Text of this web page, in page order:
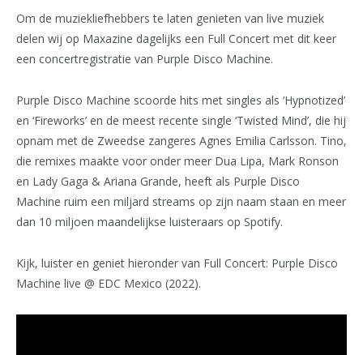
Om de muziekliefhebbers te laten genieten van live muziek
delen wij op Maxazine dagelijks een Full Concert met dit keer
een concertregistratie van Purple Disco Machine.
Purple Disco Machine scoorde hits met singles als ‘Hypnotized’
en ‘Fireworks’ en de meest recente single ‘Twisted Mind’, die hij
opnam met de Zweedse zangeres Agnes Emilia Carlsson. Tino,
die remixes maakte voor onder meer Dua Lipa, Mark Ronson
en Lady Gaga & Ariana Grande, heeft als Purple Disco
Machine ruim een miljard streams op zijn naam staan en meer
dan 10 miljoen maandelijkse luisteraars op Spotify.
Kijk, luister en geniet hieronder van Full Concert: Purple Disco
Machine live @ EDC Mexico (2022).